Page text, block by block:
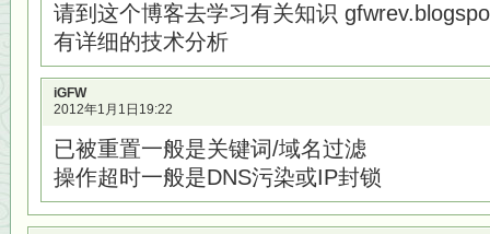
请到这个博客去学习有关知识
有详细的技术分析
iGFW
2012年1月1日19:22
已被重置一般是关键词/域名过滤
操作超时一般是DNS污染或IP封锁